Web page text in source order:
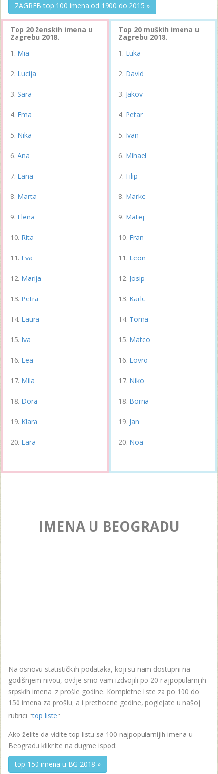
ZAGREB top 100 imena od 1900 do 2015 »
Top 20 ženskih imena u
Zagrebu 2018.
Mia
Lucija
Sara
Ema
Nika
Ana
Lana
Marta
Elena
Rita
Eva
Marija
Petra
Laura
Iva
Lea
Mila
Dora
Klara
Lara
Top 20 muških imena u
Zagrebu 2018.
Luka
David
Jakov
Petar
Ivan
Mihael
Filip
Marko
Matej
Fran
Leon
Josip
Karlo
Toma
Mateo
Lovro
Niko
Borna
Jan
Noa
IMENA U BEOGRADU
Na osnovu statističkiih podataka, koji su nam dostupni na
godišnjem nivou, ovdje smo vam izdvojili po 20 najpopularnijih
srpskih imena iz prošle godine. Kompletne liste za po 100 do
150 imena za prošlu, a i prethodne godine, poglejate u našoj
rubrici "top liste"
Ako želite da vidite top listu sa 100 najpopularnijih imena u
Beogradu kliknite na dugme ispod:
top 150 imena u BG 2018 »